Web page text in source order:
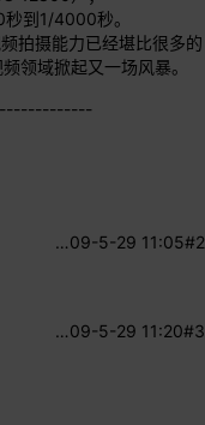
到1/4000秒。
拍摄能力已经堪比很多的
领域掀起又一场风暴。
#2
09-5-29 11:05
…
#3
09-5-29 11:20
…